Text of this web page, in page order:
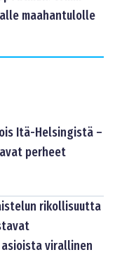
maahantulolle
Itä-Helsingistä –
perheet
rikollisuutta
virallinen